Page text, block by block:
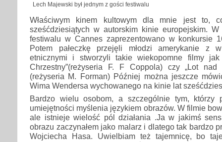
Lech Majewski był jednym z gości festiwalu
Właściwym kinem kultowym dla mnie jest to,
sześćdziesiątych w autorskim kinie europejskim.
festiwalu w Cannes zaprezentowano w konkursie
Potem pałeczkę przejęli młodzi amerykanie z
etnicznymi i stworzyli takie wiekopomne filmy jak
Chrzestny”(reżyseria F. F Coppola) czy „Lot nad
(reżyseria M. Forman) Później można jeszcze
Wima Wendersa wychowanego na kinie lat
Bardzo wielu osobom, a szczególnie tym, którzy
umiejętności myślenia językiem obrazów. W filmie
ale istnieje wielość pól działania .Ja w jakimś
obrazu zaczynałem jako malarz i dlatego tak bardzo
Wojciecha Hasa. Uwielbiam też tajemnicę, bo